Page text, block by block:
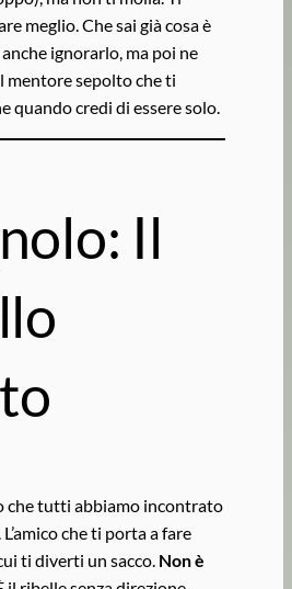
meglio. Che sai già cosa è
ignorarlo, ma poi ne
mentore sepolto che ti
quando credi di essere solo.
Il
che tutti abbiamo incontrato
che ti porta a fare
ti diverti un sacco. Non è